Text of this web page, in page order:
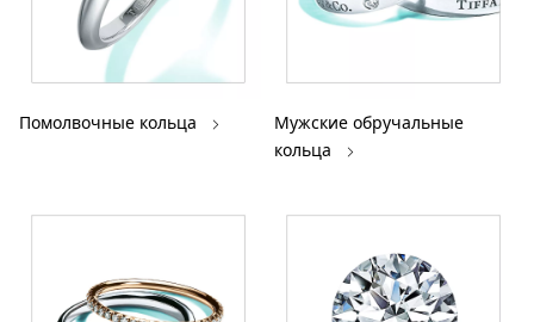
Помолвочные кольца
Мужские обручальные
кольца